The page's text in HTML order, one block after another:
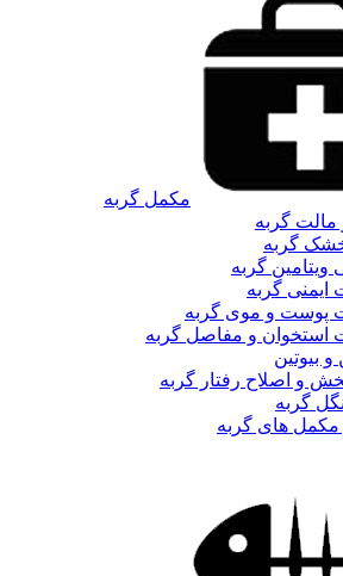
مکمل گربه
مالت گربه
گربه
ویتامین گربه
ایمنی گربه
پوست و موی گربه
استخوان و مفاصل گربه
و بیوتین
و اصلاح رفتار گربه
گربه
مکمل های گربه